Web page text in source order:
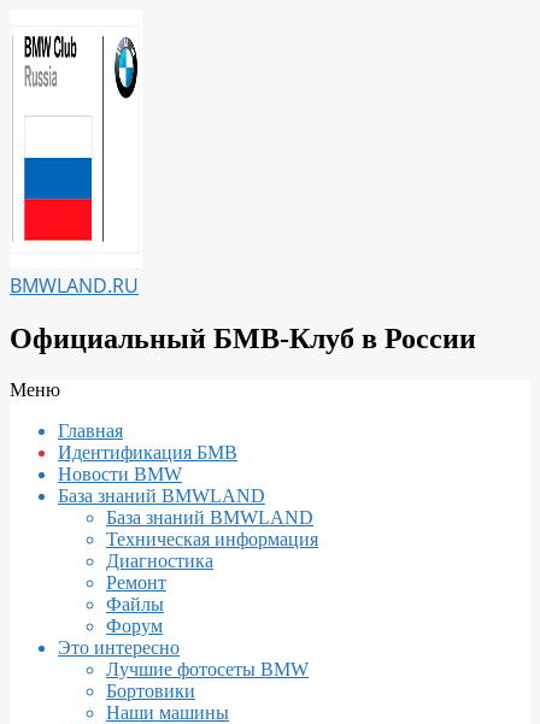
к
содержимому
BMWLAND.RU
Официальный БМВ-Клуб в России
Вторичное
навигации
Меню
Главная
Идентификация БМВ
Новости BMW
База знаний BMWLAND
База знаний BMWLAND
Техническая информация
Диагностика
Ремонт
Файлы
Форум
Это интересно
Лучшие фотосеты BMW
Бортовики
Наши машины